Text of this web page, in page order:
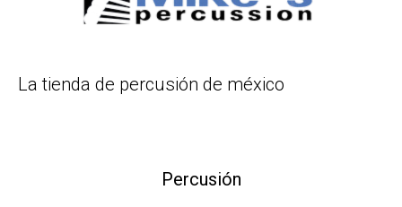
La tienda de percusión de méxico
Percusión